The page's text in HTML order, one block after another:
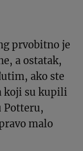
prvobitno je
a ostatak,
ako ste
koji su kupili
Potteru,
malo